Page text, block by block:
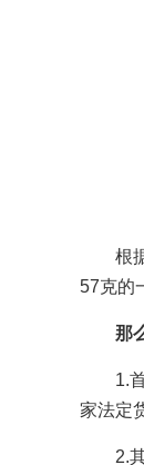
根
57克的
那
1.
家法定
2.